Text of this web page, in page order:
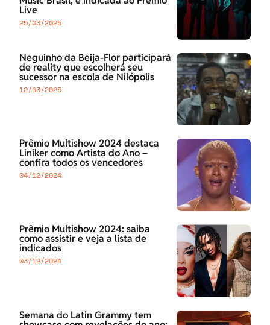
Live
25/03/2025
Neguinho da Beija-Flor participará
de reality que escolherá seu
sucessor na escola de Nilópolis
12/03/2025
Prêmio Multishow 2024 destaca
Liniker como Artista do Ano –
confira todos os vencedores
04/12/2024
Prêmio Multishow 2024: saiba
como assistir e veja a lista de
indicados
03/12/2024
Semana do Latin Grammy tem